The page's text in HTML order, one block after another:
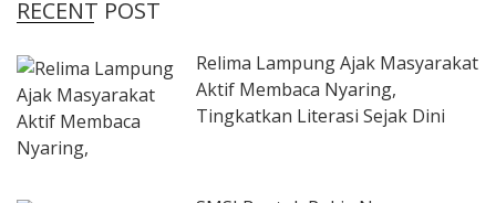
RECENT POST
Relima Lampung Ajak Masyarakat
Aktif Membaca Nyaring,
Tingkatkan Literasi Sejak Dini